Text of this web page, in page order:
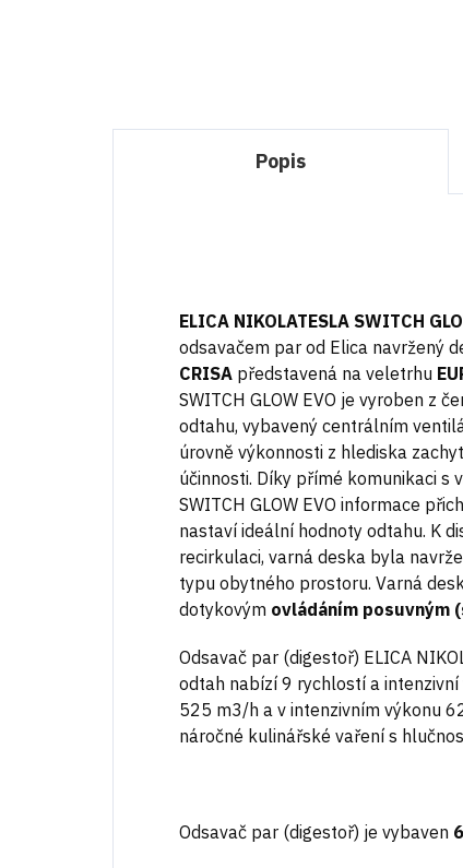
Popis
ELICA NIKOLATESLA SWITCH
odsavačem par od Elica navržený
CRISA představená na veletrhu
SWITCH GLOW EVO je vyroben z
odtahu, vybavený centrálním
úrovně výkonnosti z hlediska
účinnosti. Díky přímé komunikaci s
SWITCH GLOW EVO informace
nastaví ideální hodnoty odtahu. K
recirkulaci, varná deska byla
typu obytného prostoru. Varná
dotykovým ovládáním posuvným
Odsavač par (digestoř) ELICA
odtah nabízí 9 rychlostí a
525 m3/h a v intenzivním výkonu
náročné kulinářské vaření s
Odsavač par (digestoř) je vybaven